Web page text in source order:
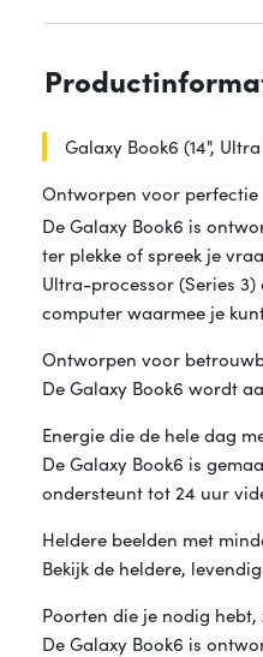
Galaxy Book6 (14",
Ontworpen voor perfectie
De Galaxy Book6 is
ter plekke of spreek je
Ultra-processor (Series
computer waarmee je
Ontworpen voor
De Galaxy Book6 wordt
Energie die de hele dag
De Galaxy Book6 is
ondersteunt tot 24 uur
Heldere beelden met
Bekijk de heldere,
Poorten die je nodig
De Galaxy Book6 is